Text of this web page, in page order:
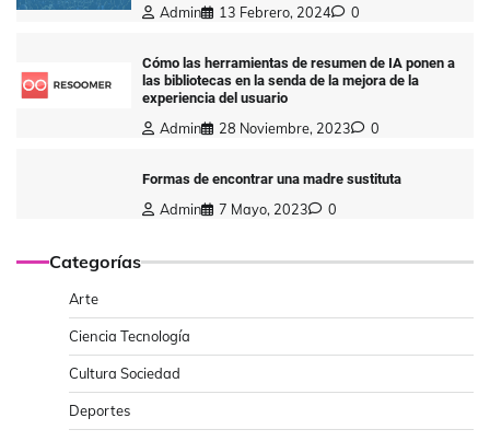
Admin 13 Febrero, 2024 0
Cómo las herramientas de resumen de IA ponen a
las bibliotecas en la senda de la mejora de la
experiencia del usuario
Admin 28 Noviembre, 2023 0
Formas de encontrar una madre sustituta
Admin 7 Mayo, 2023 0
Categorías
Arte
Ciencia Tecnología
Cultura Sociedad
Deportes